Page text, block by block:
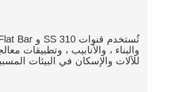
والبناء ، والأنابيب ، وتطبيقات
للآلات والإسكان في البيئات